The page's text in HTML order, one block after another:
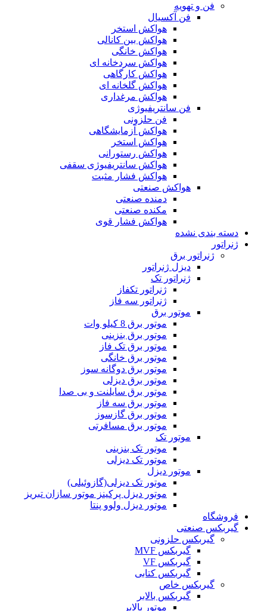
فن و تهویه
فن آکسیال
هواکش استخر
هواکش بین کانالی
هواکش خانگی
هواکش سردخانه ای
هواکش کارگاهی
هواکش گلخانه ای
هواکش مرغداری
فن سانتریفیوژی
فن حلزونی
هواکش آزمایشگاهی
هواکش استخر
هواکش رستورانی
هواکش سانتریفیوژی سقفی
هواکش فشار مثبت
هواکش صنعتی
دمنده صنعتی
مکنده صنعتی
هواکش فشار قوی
دسته بندی نشده
ژنراتور
ژنراتور برق
دیزل ژنراتور
ژنراتور تک
ژنراتور تکفاز
ژنراتور سه فاز
موتور برق
موتور برق 8 کیلو وات
موتور برق بنزینی
موتور برق تک فاز
موتور برق خانگی
موتور برق دوگانه سوز
موتور برق دیزلی
موتور برق سایلنت و بی صدا
موتور برق سه فاز
موتور برق گازسوز
موتور برق مسافرتی
موتور تک
موتور تک بنزینی
موتور تک دیزلی
موتور دیزل
موتور تک دیزلی(گازوئیلی)
موتور دیزل پرکینز موتور سازان تبریز
موتور دیزل ولوو پنتا
فروشگاه
گیربکس صنعتی
گیربکس حلزونی
گیربکس MVF
گیربکس VF
گیربکس کتابی
گیربکس خاص
گيربکس بالابر
موتور بالابر